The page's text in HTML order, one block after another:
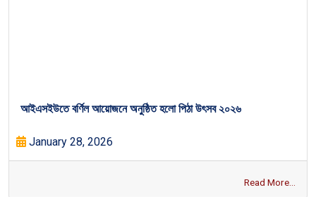
আইএসইউতে বর্ণিল আয়োজনে অনুষ্ঠিত হলো পিঠা উৎসব ২০২৬
January 28, 2026
Read More...